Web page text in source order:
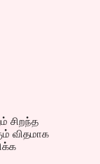
சிறந்த
விதமாக